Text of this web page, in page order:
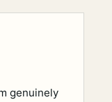
genuinely